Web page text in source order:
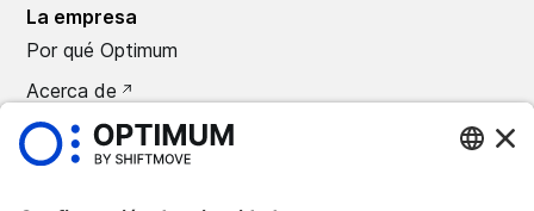
La empresa
Por qué Optimum
Acerca de
Carreras
Prensa